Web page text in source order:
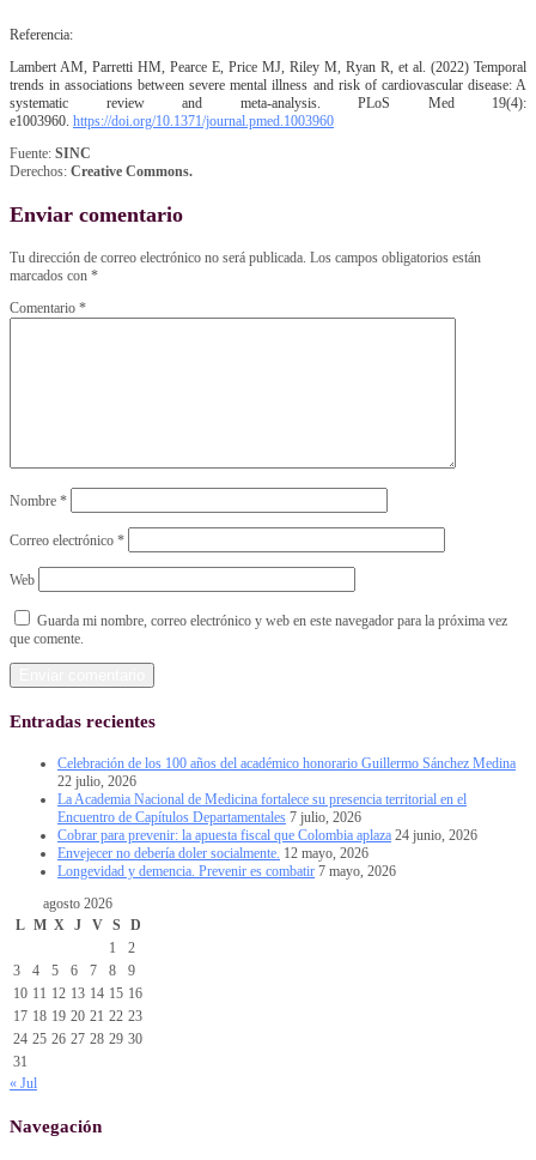
Referencia:
Lambert AM, Parretti HM, Pearce E, Price MJ, Riley M, Ryan R, et al. (2022) Temporal
trends in associations between severe mental illness and risk of cardiovascular disease: A
systematic review and meta-analysis. PLoS Med 19(4):
e1003960. https://doi.org/10.1371/journal.pmed.1003960
Fuente: SINC
Derechos: Creative Commons.
Enviar comentario
Tu dirección de correo electrónico no será publicada. Los campos obligatorios están
marcados con *
Comentario *
Nombre *
Correo electrónico *
Web
Guarda mi nombre, correo electrónico y web en este navegador para la próxima vez
que comente.
Entradas recientes
Celebración de los 100 años del académico honorario Guillermo Sánchez Medina
22 julio, 2026
La Academia Nacional de Medicina fortalece su presencia territorial en el
Encuentro de Capítulos Departamentales 7 julio, 2026
Cobrar para prevenir: la apuesta fiscal que Colombia aplaza 24 junio, 2026
Envejecer no debería doler socialmente. 12 mayo, 2026
Longevidad y demencia. Prevenir es combatir 7 mayo, 2026
agosto 2026
L M X J V S
D
1
2
3
4 5 6 7 8
9
10 11 12 13 14 15 16
17 18 19 20 21 22 23
24 25 26 27 28 29 30
31
« Jul
Navegación